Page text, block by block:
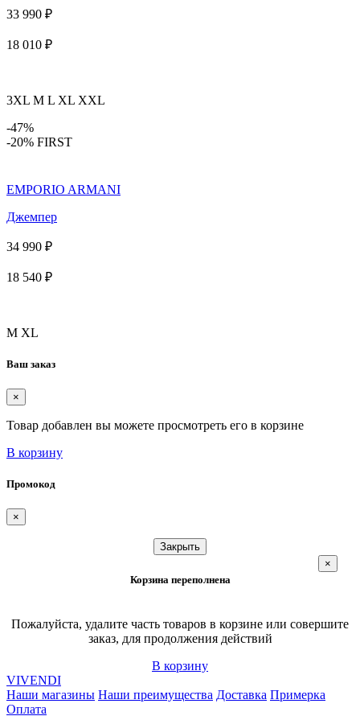
33 990 ₽
18 010 ₽
3XL M L XL XXL
-47%
-20% FIRST
EMPORIO ARMANI
Джемпер
34 990 ₽
18 540 ₽
M XL
Ваш заказ
×
Товар добавлен вы можете просмотреть его в корзине
В корзину
Промокод
×
Закрыть
Корзина переполнена
×
Пожалуйста, удалите часть товаров в корзине или совершите
заказ, для продолжения действий
В корзину
VIVENDI
Наши магазины Наши преимущества Доставка Примерка
Оплата